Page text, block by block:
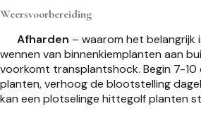
Weersvoorbereiding
Afharden – waarom het belangrijk
wennen van binnenkiemplanten aan
voorkomt transplantshock. Begin 7-
planten, verhoog de blootstelling
kan een plotselinge hittegolf planten